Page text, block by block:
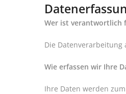
Wer ist verantwortlich
Die Datenverarbeitung
Wie erfassen wir Ihre
Ihre Daten werden